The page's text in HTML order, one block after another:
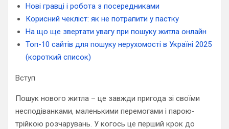
Нові гравці і робота з посередниками
Корисний чекліст: як не потрапити у пастку
На що ще звертати увагу при пошуку житла онлайн
Топ-10 сайтів для пошуку нерухомості в Україні 2025
(короткий список)
Вступ
Пошук нового житла – це завжди пригода зі своїми
несподіванками, маленькими перемогами і парою-
трійкою розчарувань. У когось це перший крок до